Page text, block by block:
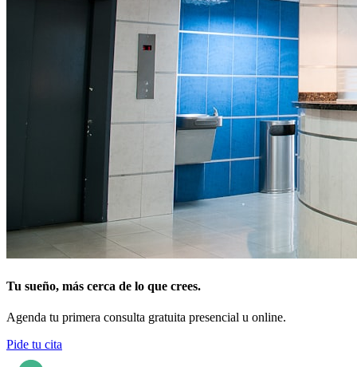
Tu sueño, más cerca de lo que crees.
Agenda tu primera consulta gratuita presencial u online.
Pide tu cita